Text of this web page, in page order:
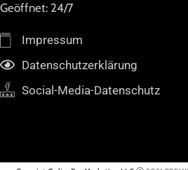
Geöffnet: 24/7
Impressum
Datenschutzerklärung
Social-Media-Datenschutz